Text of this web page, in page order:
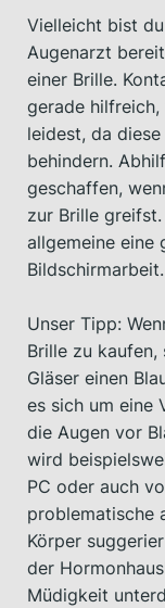
Vielleicht bist
Augenarzt
einer Brille.
gerade
leidest, da
behindern.
geschaffen,
zur Brille
allgemeine eine
Bildschirmarbeit.
Unser Tipp:
Brille zu
Gläser einen
es sich um eine
die Augen vor
wird
PC oder auch
problematische
Körper
der
Müdigkeit